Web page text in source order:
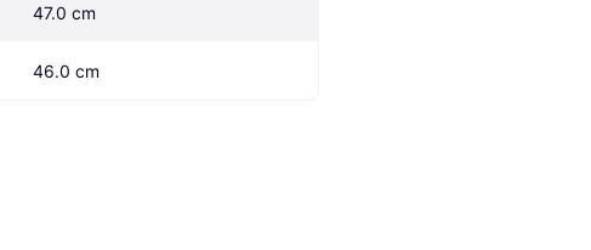
47.0 cm
46.0 cm